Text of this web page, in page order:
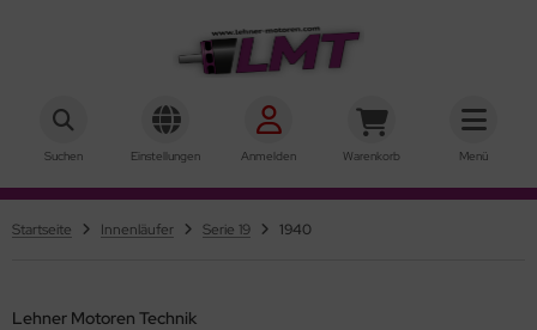
Suchen Einstellungen Anmelden Warenkorb Menü
Startseite Innenläufer Serie 19 1940
Lehner Motoren Technik
41
70